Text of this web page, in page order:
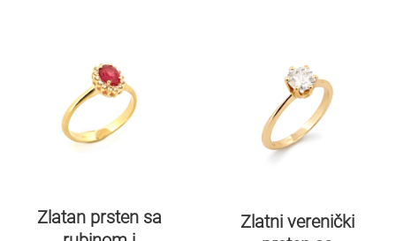
Zlatan prsten sa
Zlatni verenički